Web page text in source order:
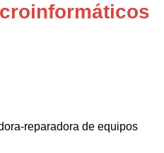
reparadora de equipos